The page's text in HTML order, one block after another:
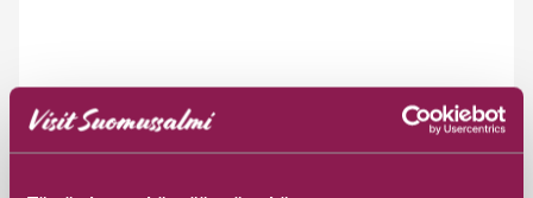
Väinölä